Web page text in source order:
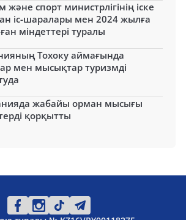
және спорт министрлігінің іске
іс-шаралары мен 2024 жылға
міндеттері туралы
Тохоку аймағында
мен мысықтар туризмді
жабайы орман мысығы
қорқытты